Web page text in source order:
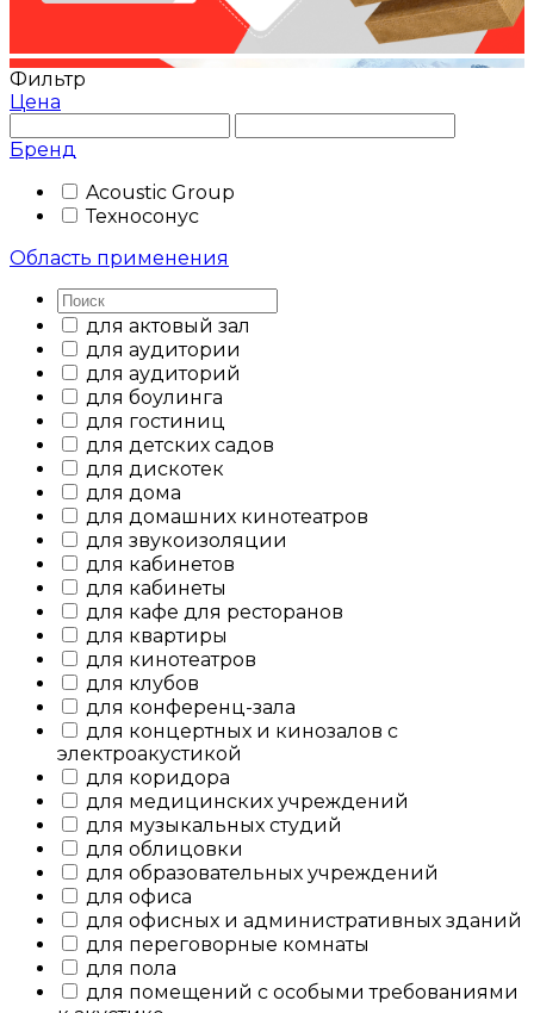
Фильтр
Цена
Бренд
Acoustic Group
Техносонус
Область применения
для актовый зал
для аудитории
для аудиторий
для боулинга
для гостиниц
для детских садов
для дискотек
для дома
для домашних кинотеатров
для звукоизоляции
для кабинетов
для кабинеты
для кафе для ресторанов
для квартиры
для кинотеатров
для клубов
для конференц-зала
для концертных и кинозалов с
электроакустикой
для коридора
для медицинских учреждений
для музыкальных студий
для облицовки
для образовательных учреждений
для офиса
для офисных и административных зданий
для переговорные комнаты
для пола
для помещений с особыми требованиями